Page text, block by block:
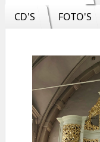
CD'S
FOTO'S